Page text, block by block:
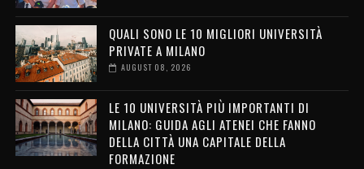
QUALI SONO LE 10 MIGLIORI UNIVERSITÀ
PRIVATE A MILANO
AUGUST 08, 2026
LE 10 UNIVERSITÀ PIÙ IMPORTANTI DI
MILANO: GUIDA AGLI ATENEI CHE FANNO
DELLA CITTÀ UNA CAPITALE DELLA
FORMAZIONE